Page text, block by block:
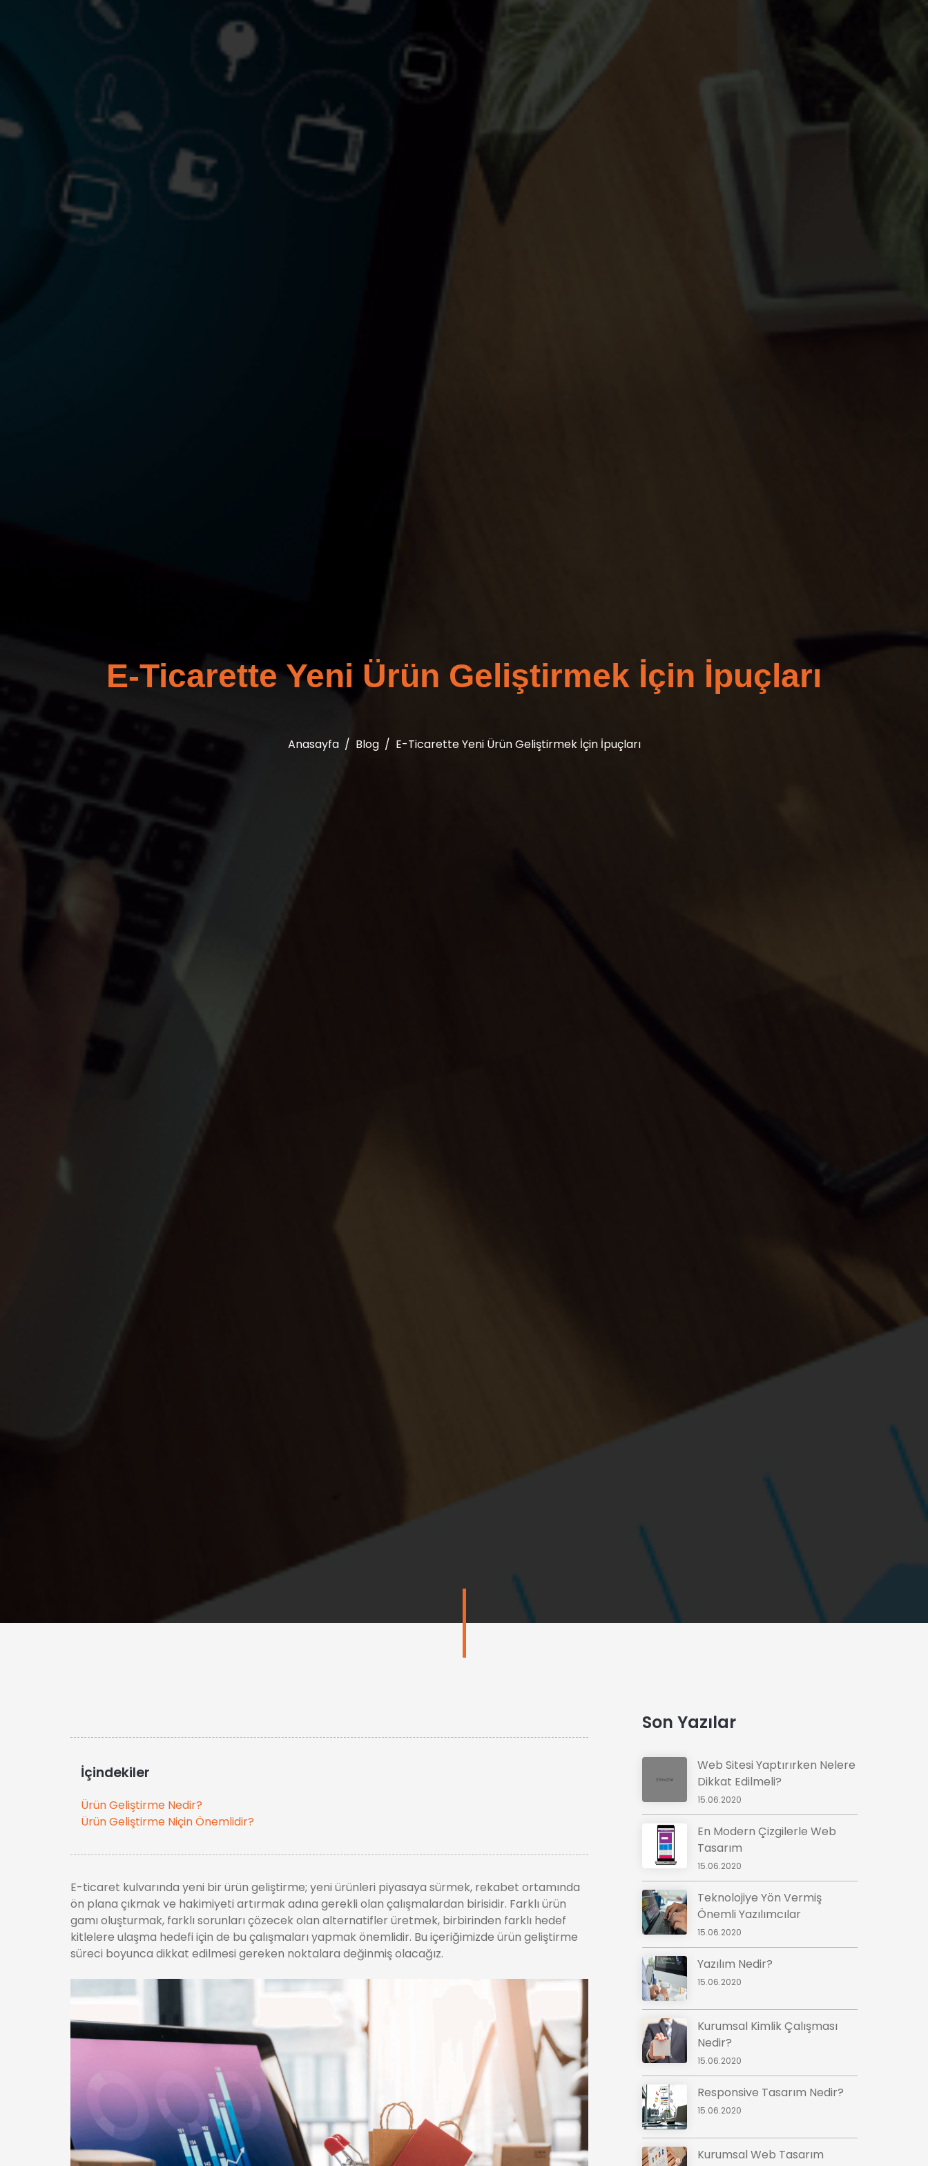
E-Ticarette Yeni Ürün Geliştirmek İçin İpuçları
Anasayfa Blog E-Ticarette Yeni Ürün Geliştirmek İçin İpuçları
İçindekiler
Ürün Geliştirme Nedir?
Ürün Geliştirme Niçin Önemlidir?
E-ticaret kulvarında yeni bir ürün geliştirme; yeni ürünleri piyasaya sürmek, rekabet ortamında
ön plana çıkmak ve hakimiyeti artırmak adına gerekli olan çalışmalardan birisidir. Farklı ürün
gamı oluşturmak, farklı sorunları çözecek olan alternatifler üretmek, birbirinden farklı hedef
kitlelere ulaşma hedefi için de bu çalışmaları yapmak önemlidir. Bu içeriğimizde ürün geliştirme
süreci boyunca dikkat edilmesi gereken noktalara değinmiş olacağız.
Son Yazılar
Web Sitesi Yaptırırken Nelere
Dikkat Edilmeli?
15.06.2020
En Modern Çizgilerle Web
Tasarım
15.06.2020
Teknolojiye Yön Vermiş
Önemli Yazılımcılar
15.06.2020
Yazılım Nedir?
15.06.2020
Kurumsal Kimlik Çalışması
Nedir?
15.06.2020
Responsive Tasarım Nedir?
15.06.2020
Kurumsal Web Tasarım